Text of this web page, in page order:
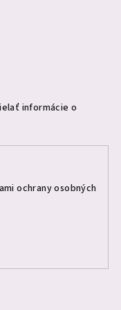
informácie o
ochrany osobných